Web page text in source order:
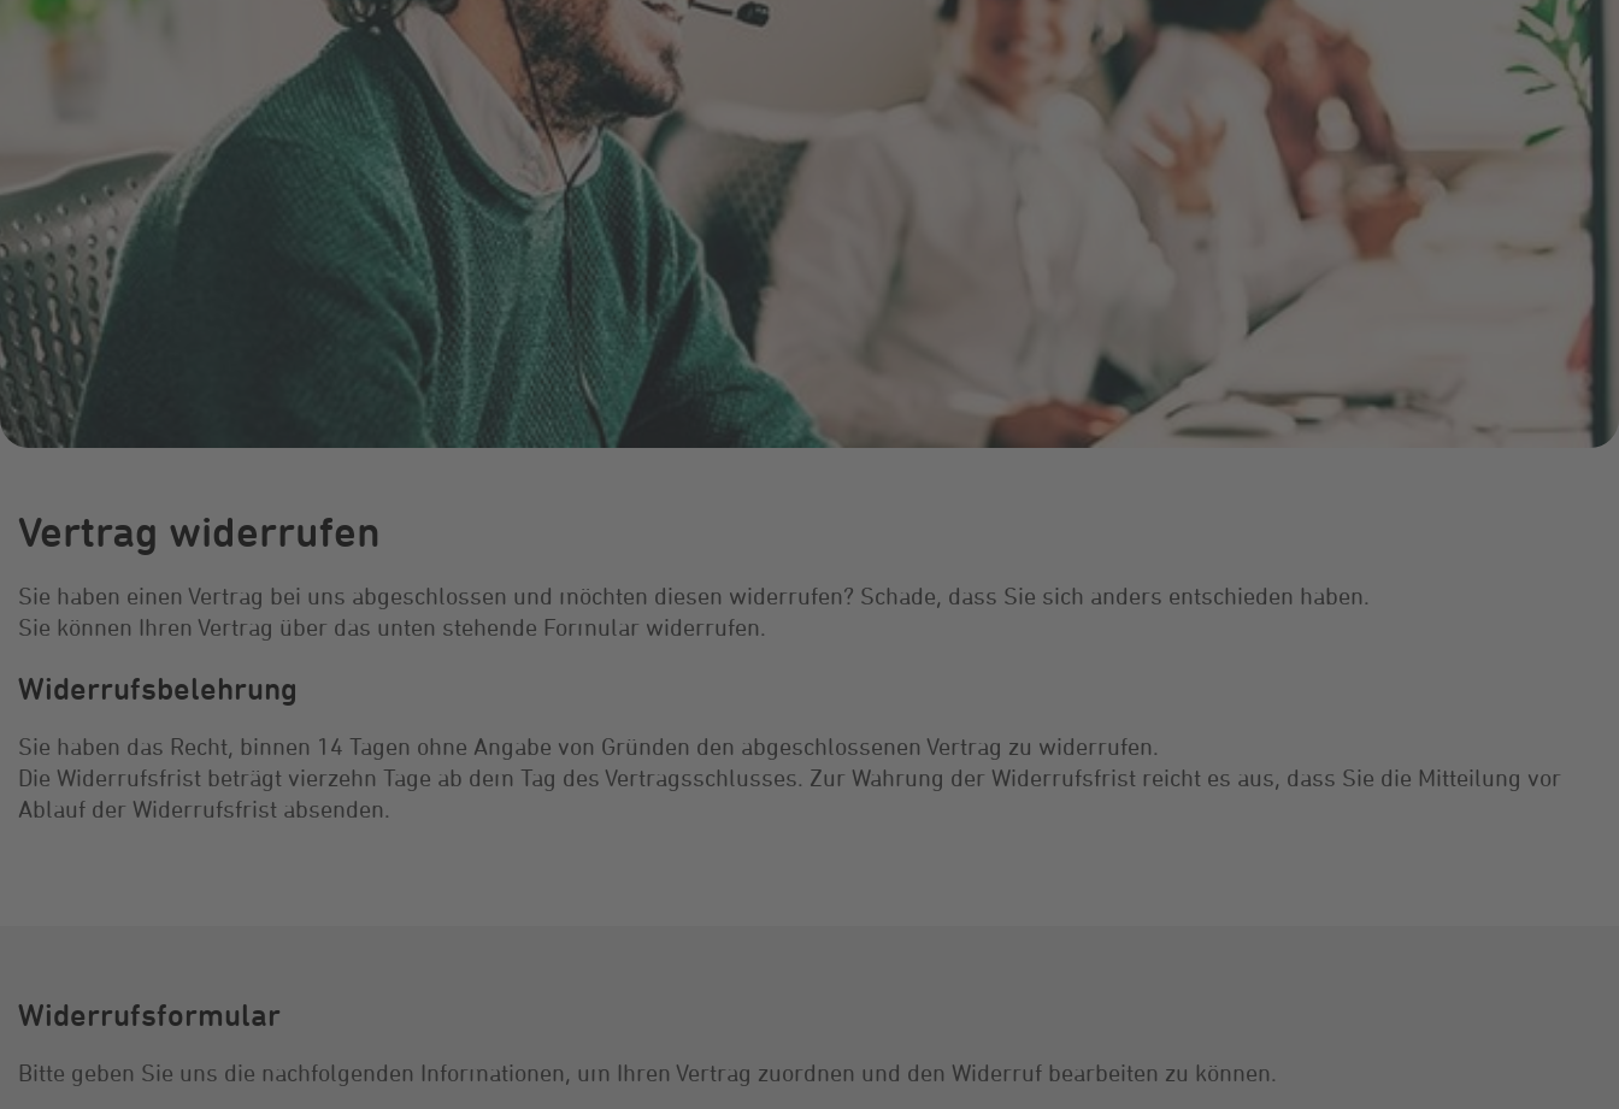
Elektromobilität
Online-Store
Online-Service Energiefragen
Kündigung
Wärmestrom
Pressemitteilungen
Treue-Bonus
Vorteile
Vertrag widerrufen
Sie haben einen Vertrag bei uns abgeschlossen und möchten diesen widerrufen? Schade, dass Sie sich anders entschieden haben.
Sie können Ihren Vertrag über das unten stehende Formular widerrufen.
Widerrufsbelehrung
Sie haben das Recht, binnen 14 Tagen ohne Angabe von Gründen den abgeschlossenen Vertrag zu widerrufen.
Die Widerrufsfrist beträgt vierzehn Tage ab dem Tag des Vertragsschlusses. Zur Wahrung der Widerrufsfrist reicht es aus, dass Sie die Mitteilung vor
Ablauf der Widerrufsfrist absenden.
Widerrufsformular
Bitte geben Sie uns die nachfolgenden Informationen, um Ihren Vertrag zuordnen und den Widerruf bearbeiten zu können.